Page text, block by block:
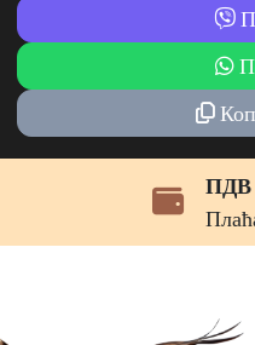
ПДВ
Плаћање